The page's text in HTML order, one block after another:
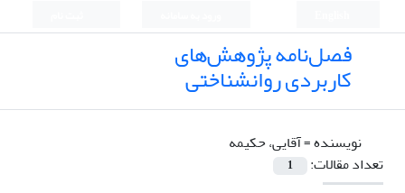
فصل‌نامه پژوهش‌های
کاربردی روانشناختی
نویسنده =آقایی، حکیمه
تعداد مقالات:
1